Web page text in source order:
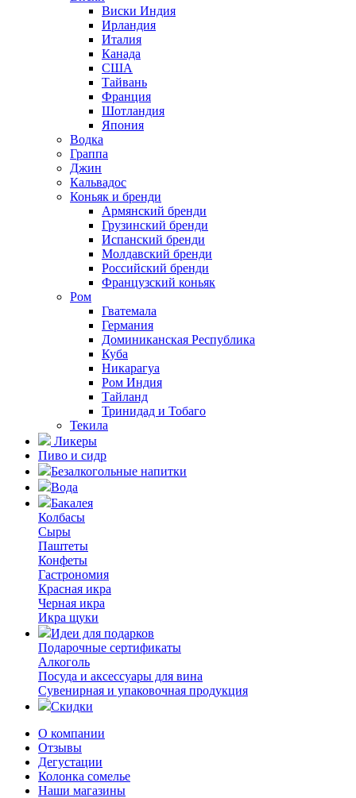
Виски Индия
Ирландия
Италия
Канада
США
Тайвань
Франция
Шотландия
Япония
Водка
Граппа
Джин
Кальвадос
Коньяк и бренди
Армянский бренди
Грузинский бренди
Испанский бренди
Молдавский бренди
Российский бренди
Французский коньяк
Ром
Гватемала
Германия
Доминиканская Республика
Куба
Никарагуа
Ром Индия
Тайланд
Тринидад и Тобаго
Текила
Ликеры
Пиво и сидр
Безалкогольные напитки
Вода
Бакалея
Колбасы
Сыры
Паштеты
Конфеты
Гастрономия
Красная икра
Черная икра
Икра щуки
Идеи для подарков
Подарочные сертификаты
Алкоголь
Посуда и аксессуары для вина
Сувенирная и упаковочная продукция
Скидки
О компании
Отзывы
Дегустации
Колонка сомелье
Наши магазины